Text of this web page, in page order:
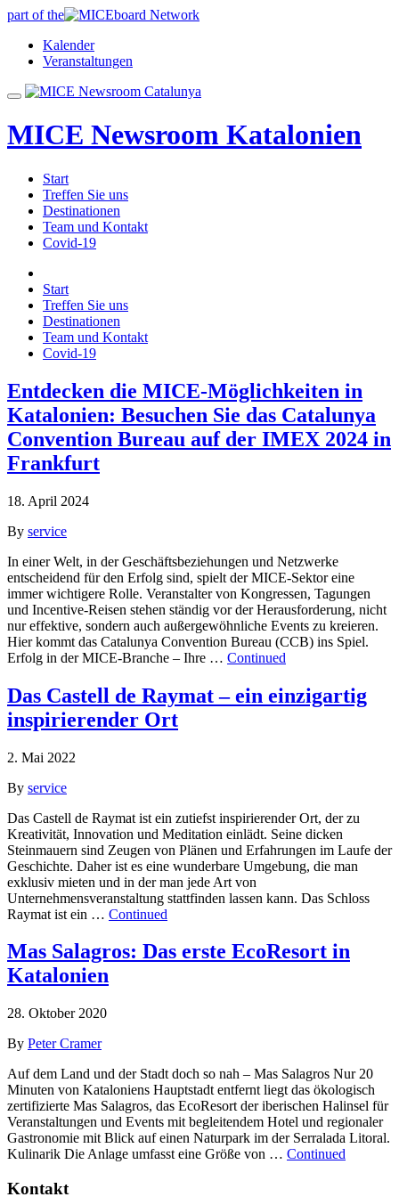
part of the
Kalender
Veranstaltungen
MICE Newsroom Katalonien
Start
Treffen Sie uns
Destinationen
Team und Kontakt
Covid-19
Start
Treffen Sie uns
Destinationen
Team und Kontakt
Covid-19
Entdecken die MICE-Möglichkeiten in
Katalonien: Besuchen Sie das Catalunya
Convention Bureau auf der IMEX 2024 in
Frankfurt
18. April 2024
By service
In einer Welt, in der Geschäftsbeziehungen und Netzwerke
entscheidend für den Erfolg sind, spielt der MICE-Sektor eine
immer wichtigere Rolle. Veranstalter von Kongressen, Tagungen
und Incentive-Reisen stehen ständig vor der Herausforderung, nicht
nur effektive, sondern auch außergewöhnliche Events zu kreieren.
Hier kommt das Catalunya Convention Bureau (CCB) ins Spiel.
Erfolg in der MICE-Branche – Ihre … Continued
Das Castell de Raymat – ein einzigartig
inspirierender Ort
2. Mai 2022
By service
Das Castell de Raymat ist ein zutiefst inspirierender Ort, der zu
Kreativität, Innovation und Meditation einlädt. Seine dicken
Steinmauern sind Zeugen von Plänen und Erfahrungen im Laufe der
Geschichte. Daher ist es eine wunderbare Umgebung, die man
exklusiv mieten und in der man jede Art von
Unternehmensveranstaltung stattfinden lassen kann. Das Schloss
Raymat ist ein … Continued
Mas Salagros: Das erste EcoResort in
Katalonien
28. Oktober 2020
By Peter Cramer
Auf dem Land und der Stadt doch so nah – Mas Salagros Nur 20
Minuten von Kataloniens Hauptstadt entfernt liegt das ökologisch
zertifizierte Mas Salagros, das EcoResort der iberischen Halinsel für
Veranstaltungen und Events mit begleitendem Hotel und regionaler
Gastronomie mit Blick auf einen Naturpark im der Serralada Litoral.
Kulinarik Die Anlage umfasst eine Größe von … Continued
Kontakt